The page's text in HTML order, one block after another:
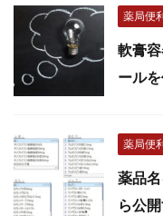
薬局便
軟膏
ール
薬局便
薬品
ら公